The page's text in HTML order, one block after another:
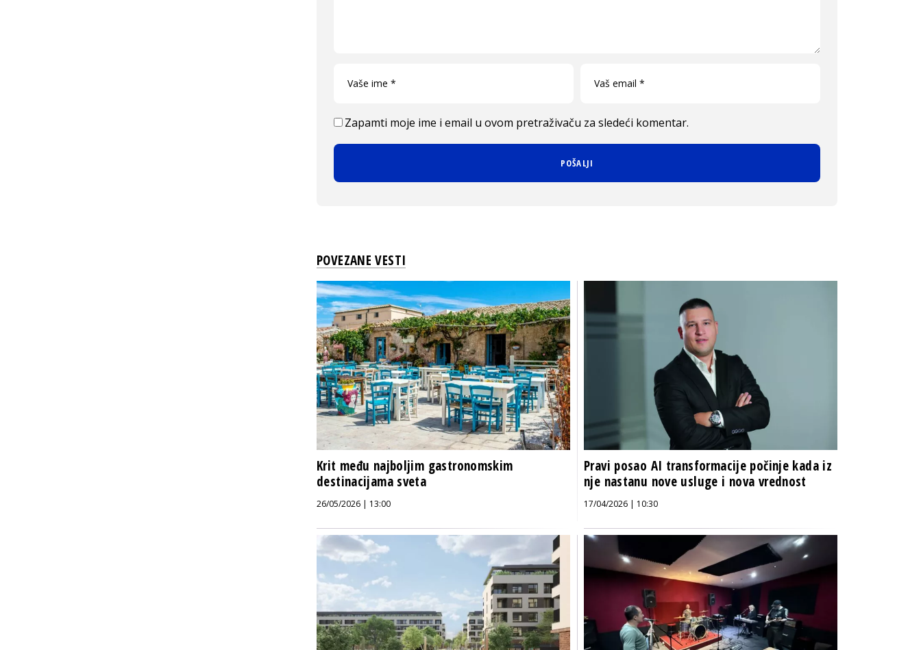
Zapamti moje ime i email u ovom pretraživaču za sledeći komentar.
POVEZANE VESTI
Krit među najboljim gastronomskim
destinacijama sveta
26/05/2026 | 13:00
Pravi posao AI transformacije počinje kada iz
nje nastanu nove usluge i nova vrednost
17/04/2026 | 10:30